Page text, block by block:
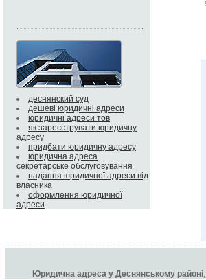
деснянский суд
дешеві юридичні адреси
юридичні адреси тов
як зареєструвати юридичну
адресу
придбати юридичну адресу
юридична адреса
секретарське обслуговування
надання юридичної адреси від
власника
оформлення юридичної
адреси
Юридична адреса у Деснянському районі,